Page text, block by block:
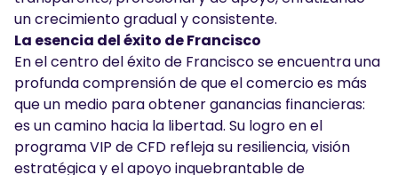
un crecimiento gradual y consistente.
La esencia del éxito de Francisco
En el centro del éxito de Francisco se encuentra una
profunda comprensión de que el comercio es más
que un medio para obtener ganancias financieras:
es un camino hacia la libertad. Su logro en el
programa VIP de CFD refleja su resiliencia, visión
estratégica y el apoyo inquebrantable de